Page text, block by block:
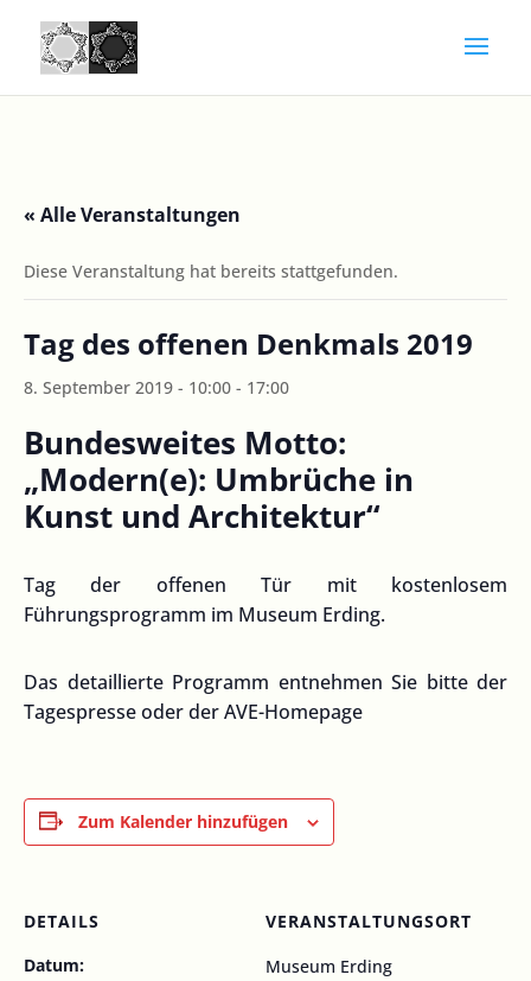
« Alle Veranstaltungen
Diese Veranstaltung hat bereits stattgefunden.
Tag des offenen Denkmals 2019
8. September 2019 - 10:00 - 17:00
Bundesweites Motto:
„Modern(e): Umbrüche in
Kunst und Architektur“
Tag der offenen Tür mit kostenlosem
Führungsprogramm im Museum Erding.
Das detaillierte Programm entnehmen Sie bitte der
Tagespresse oder der AVE-Homepage
Zum Kalender hinzufügen
DETAILS
Datum:
VERANSTALTUNGSORT
Museum Erding